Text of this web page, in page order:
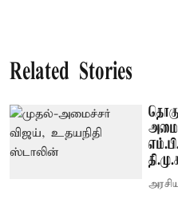
Related Stories